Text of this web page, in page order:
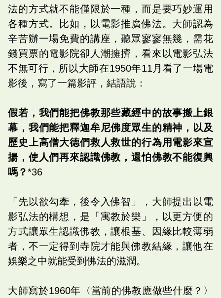
法的方式就不能僅限於一種，而是要巧妙運用
各種方式。比如，以電影推廣佛法。大師認為
辛苦辦一場免費的講座，聽眾寥寥無幾，需花
錢買票的電影院卻人潮擁擠，看來以電影弘法
不無可行，所以大師在1950年11月看了一場電
影後，寫了一篇影評，結語說：
假若，我們能把佛教那些藏經中的故事搬上銀
幕，我們能把釋迦牟尼佛度眾生的精神，以及
歷史上高僧大德們救人救世的行為用電影來宣
揚，使人們再來認識佛教，還怕佛教不能復興
嗎？*36
「先以欲勾牽，後令入佛智」，大師提出以電
影弘法的構想，是「寓教於樂」，以更方便的
方式讓眾生認識佛教，讓根基、因緣比較薄弱
者，不一定得到寺院才能與佛教結緣，讓他在
娛樂之中就能受到佛法的滋潤。
大師寫於1960年〈當前的佛教應做些什麼？〉